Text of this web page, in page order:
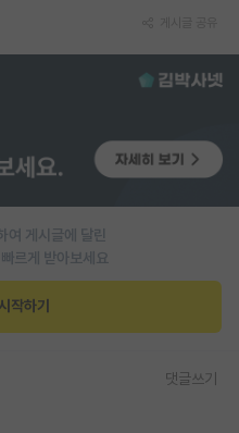
여 게시글에 달린
르게 받아보세요
작하기
댓글쓰기